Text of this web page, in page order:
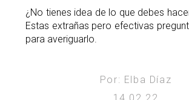
¿No tienes idea de lo que debes
Estas extrañas pero efectivas
para averiguarlo.
Por: Elba Díaz
14.02.22